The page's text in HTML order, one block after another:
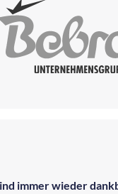
immer wieder